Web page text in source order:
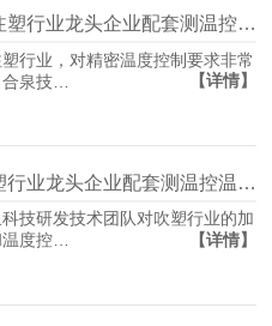
为注塑行业龙头企业配套测温控温方案
行业，对精密温度控制要求非常
泉技…
【详情】
技研发技术团队对吹塑行业的加
温度控…
【详情】